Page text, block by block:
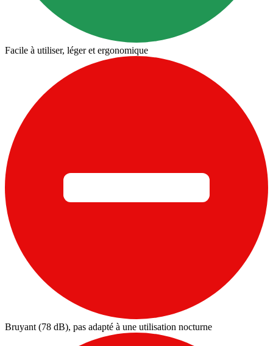
Facile à utiliser, léger et ergonomique
Bruyant (78 dB), pas adapté à une utilisation nocturne